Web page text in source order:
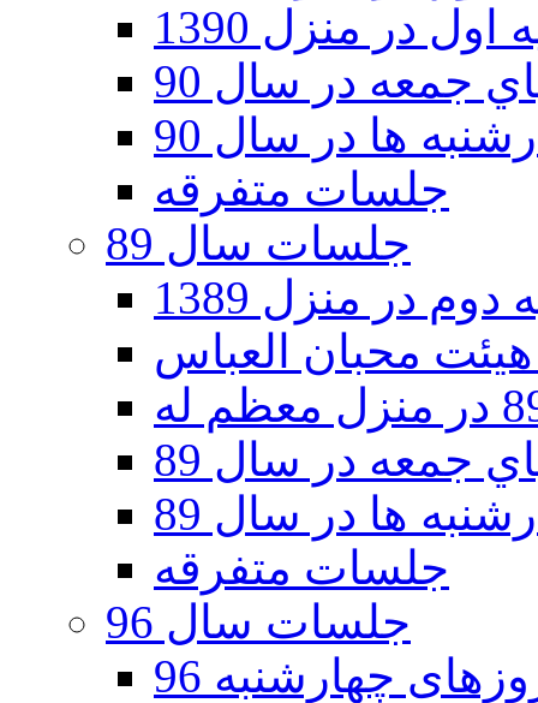
در منزل 1390
جمعه در سال 90
ها در سال 90
جلسات متفرقه
جلسات سال 89
در منزل 1389
جمعه در سال 89
ها در سال 89
جلسات متفرقه
جلسات سال 96
چهارشنبه 96